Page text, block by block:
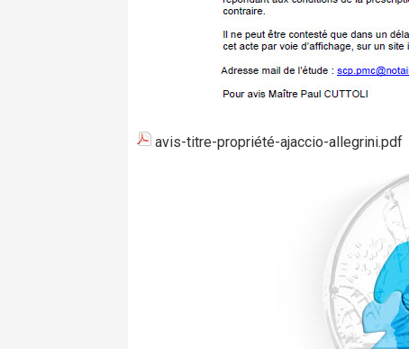
avis-titre-propriété-ajaccio-allegrini.pdf